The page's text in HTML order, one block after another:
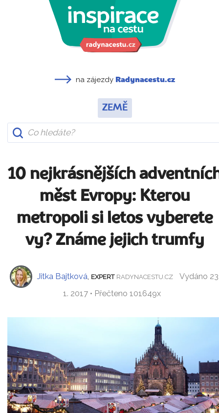
na zájezdy Radynacestu.cz
ZEMĚ
10 nejkrásnějších
měst Evropy: Kterou
metropoli si letos vyberete
vy? Známe jejich trumfy
Jitka Bajtková EXPERT RADYNACESTU.CZ
Vydáno
1. 2017 • Přečteno 101649x